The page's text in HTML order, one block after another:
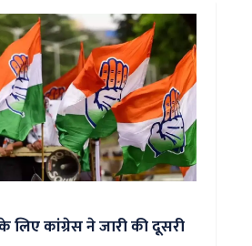
लिए कांग्रेस ने जारी की दूसरी